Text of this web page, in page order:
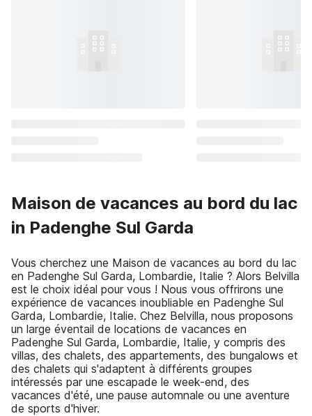
Maison de vacances au bord du lac
in Padenghe Sul Garda
Vous cherchez une Maison de vacances au bord du lac
en Padenghe Sul Garda, Lombardie, Italie ? Alors Belvilla
est le choix idéal pour vous ! Nous vous offrirons une
expérience de vacances inoubliable en Padenghe Sul
Garda, Lombardie, Italie. Chez Belvilla, nous proposons
un large éventail de locations de vacances en
Padenghe Sul Garda, Lombardie, Italie, y compris des
villas, des chalets, des appartements, des bungalows et
des chalets qui s'adaptent à différents groupes
intéressés par une escapade le week-end, des
vacances d'été, une pause automnale ou une aventure
de sports d'hiver.